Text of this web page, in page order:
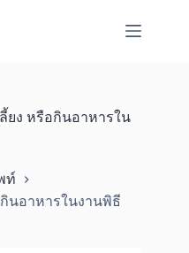
ยง หรือกินอาหารใน
ท์
นอาหารในงานพิธี